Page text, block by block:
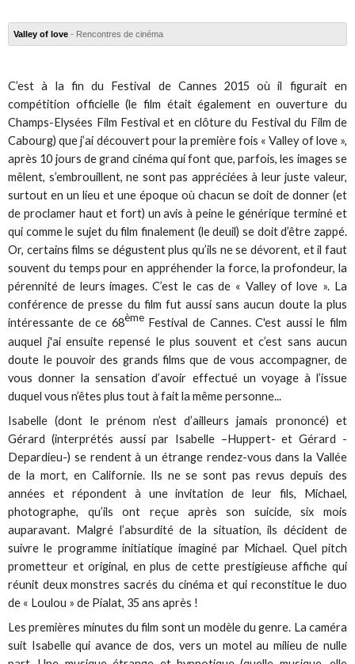
Valley of love - Rencontres de cinéma
C’est à la fin du Festival de Cannes 2015 où il figurait en
compétition officielle (le film était également en ouverture du
Champs-Elysées Film Festival et en clôture du Festival du Film de
Cabourg) que j’ai découvert pour la première fois « Valley of love »,
après 10 jours de grand cinéma qui font que, parfois, les images se
mêlent, s’embrouillent, ne sont pas appréciées à leur juste valeur,
surtout en un lieu et une époque où chacun se doit de donner (et
de proclamer haut et fort) un avis à peine le générique terminé et
qui comme le sujet du film finalement (le deuil) se doit d’être zappé.
Or, certains films se dégustent plus qu’ils ne se dévorent, et il faut
souvent du temps pour en appréhender la force, la profondeur, la
pérennité de leurs images. C’est le cas de « Valley of love ». La
conférence de presse du film fut aussi sans aucun doute la plus
intéressante de ce 68èmeFestival de Cannes. C'est aussi le film
auquel j'ai ensuite repensé le plus souvent et c’est sans aucun
doute le pouvoir des grands films que de vous accompagner, de
vous donner la sensation d’avoir effectué un voyage à l’issue
duquel vous n’êtes plus tout à fait la même personne...
Isabelle (dont le prénom n’est d’ailleurs jamais prononcé) et
Gérard (interprétés aussi par Isabelle –Huppert- et Gérard -
Depardieu-) se rendent à un étrange rendez-vous dans la Vallée
de la mort, en Californie. Ils ne se sont pas revus depuis des
années et répondent à une invitation de leur fils, Michael,
photographe, qu’ils ont reçue après son suicide, six mois
auparavant. Malgré l’absurdité de la situation, ils décident de
suivre le programme initiatique imaginé par Michael. Quel pitch
prometteur et original, en plus de cette prestigieuse affiche qui
réunit deux monstres sacrés du cinéma et qui reconstitue le duo
de « Loulou » de Pialat, 35 ans après !
Les premières minutes du film sont un modèle du genre. La caméra
suit Isabelle qui avance de dos, vers un motel au milieu de nulle